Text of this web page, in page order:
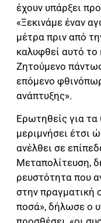
έχουν υπάρξει
«Ξεκινάμε έναν
μέτρα πριν από
καλυφθεί αυτό το
Ζητούμενο
επόμενο
ανάπτυξης».
Ερωτηθείς για
μεριμνήσει έτσι
ανέλθει σε
Μεταπολίτευση,
ρευστότητα που
στην πραγματική
ποσά», δήλωσε ο